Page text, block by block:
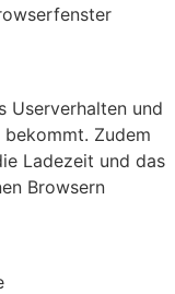
Userverhalten und
Zudem
Ladezeit und das
Browsern